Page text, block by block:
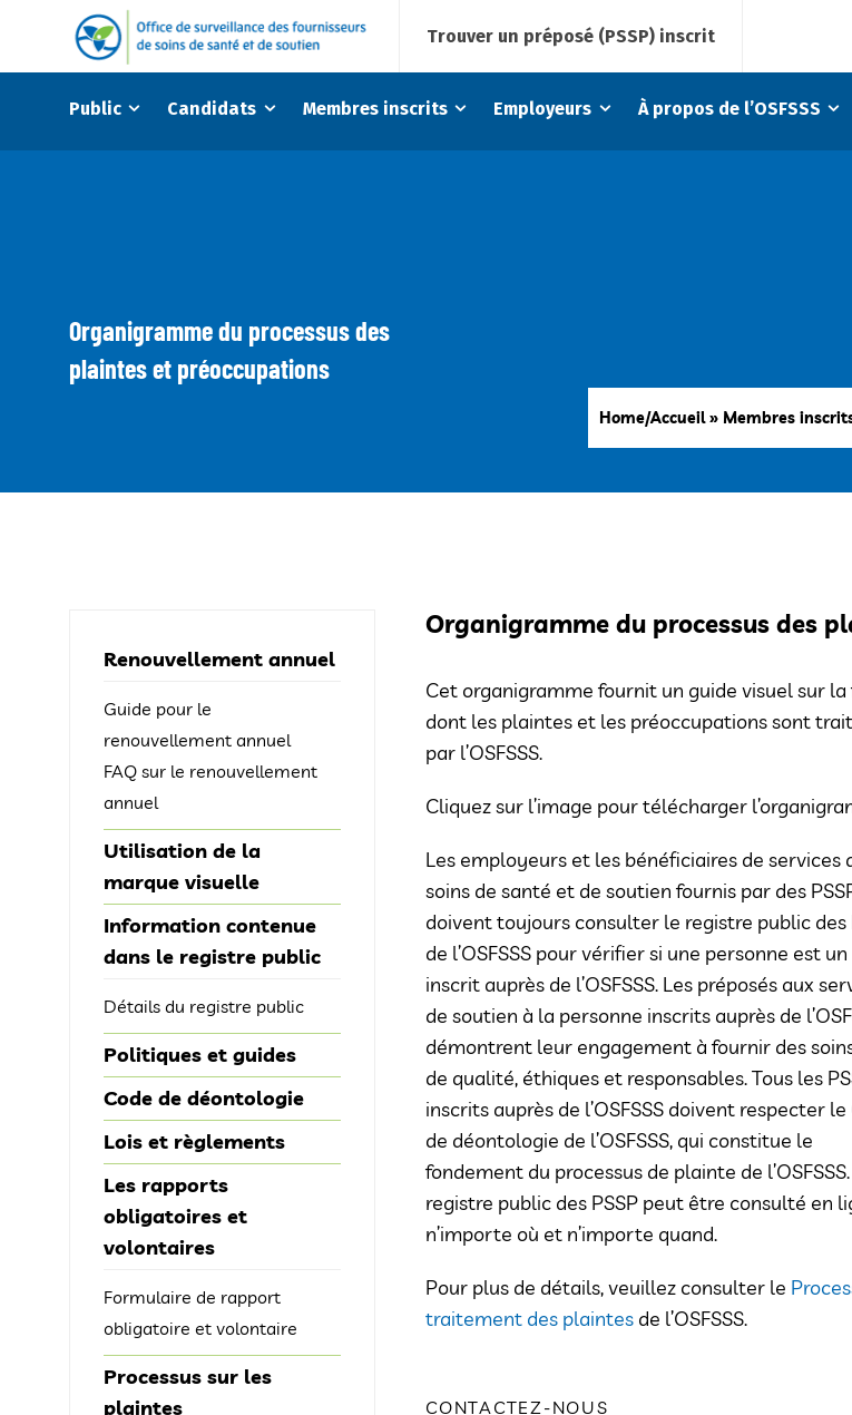
Trouver un préposé (PSSP) inscrit
Public Candidats Membres inscrits Employeurs À propos de l’OSFSSS
Organigramme du processus des
plaintes et préoccupations
Home/Accueil» Membres
Organigramme du processus des
Cet organigramme fournit un guide visuel sur la
dont les plaintes et les préoccupations sont
par l’OSFSSS.
Cliquez sur l’image pour télécharger
Les employeurs et les bénéficiaires de services
soins de santé et de soutien fournis par des
doivent toujours consulter le registre public des
de l’OSFSSS pour vérifier si une personne est un
inscrit auprès de l’OSFSSS. Les préposés aux
de soutien à la personne inscrits auprès de
démontrent leur engagement à fournir des
de qualité, éthiques et responsables. Tous les
inscrits auprès de l’OSFSSS doivent respecter le
de déontologie de l’OSFSSS, qui constitue le
fondement du processus de plainte de
registre public des PSSP peut être consulté en
n’importe où et n’importe quand.
Pour plus de détails, veuillez consulter le
traitement des plaintes de l’OSFSSS.
CONTACTEZ-NOUS
Renouvellement annuel
Guide pour le
renouvellement annuel
FAQ sur le renouvellement
annuel
Utilisation de la
marque visuelle
Information contenue
dans le registre public
Détails du registre public
Politiques et guides
Code de déontologie
Lois et règlements
Les rapports
obligatoires et
volontaires
Formulaire de rapport
obligatoire et volontaire
Processus sur les
plaintes